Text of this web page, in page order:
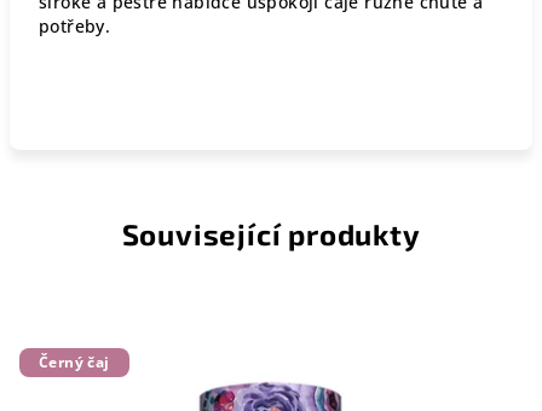
potřeby.
Související produkty
Černý čaj